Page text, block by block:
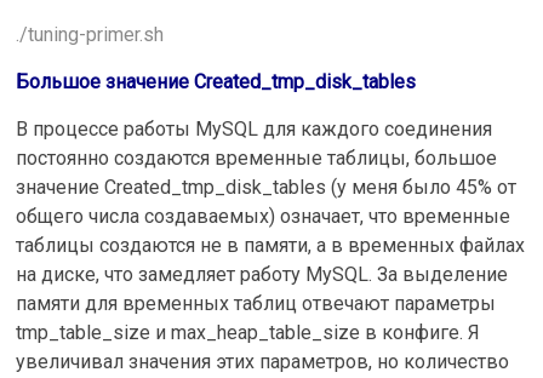
./tuning-primer.sh
Большое значениеCreated_tmp_disk_tables
В процессе работы MySQL для каждого соединения
постоянно создаются временные таблицы, большое
значение Created_tmp_disk_tables (у меня было 45% от
общего числа создаваемых) означает, что временные
таблицы создаются не в памяти, а в временных файлах
на диске, что замедляет работу MySQL. За выделение
памяти для временных таблиц отвечают параметры
tmp_table_size и max_heap_table_size в конфиге. Я
увеличивал значения этих параметров, но количество